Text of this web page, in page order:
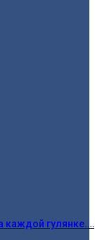
каждой гулянке.…